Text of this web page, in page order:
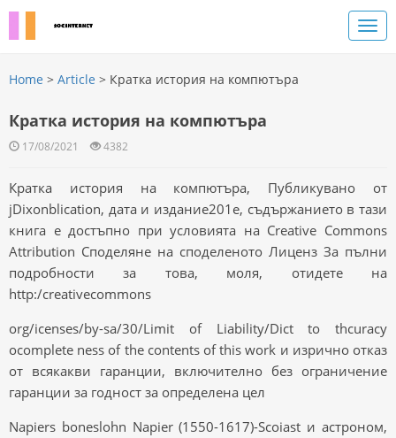
Home > Article > Кратка история на компютъра
Кратка история на компютъра
17/08/2021 4382
Кратка история на компютъра, Публикувано от
jDixonblication, дата и издание201e, съдържанието в тази
книга е достъпно при условията на Creative Commons
Attribution Споделяне на споделеното Лиценз За пълни
подробности за това, моля, отидете на
http:/creativecommons
org/icenses/by-sa/30/Limit of Liability/Dict to thcuracy
ocomplete ness of the contents of this work и изрично отказ
от всякакви гаранции, включително без ограничение
гаранции за годност за определена цел
Napiers boneslohn Napier (1550-1617)-Scoiast и астроном,